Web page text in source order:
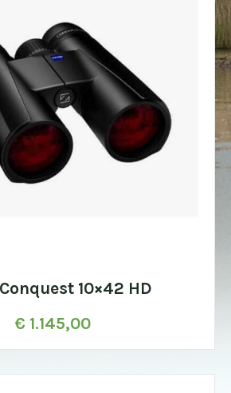
10×42 HD
€ 1.145,00